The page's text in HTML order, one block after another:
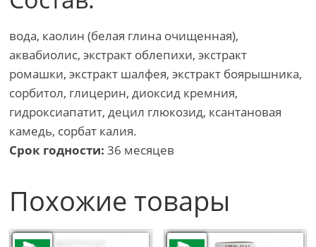
вода, каолин (белая глина очищенная),
аквабиолис, экстракт облепихи, экстракт
ромашки, экстракт шалфея, экстракт боярышника,
сорбитол, глицерин, диоксид кремния,
гидроксиапатит, децил глюкозид, ксантановая
камедь, сорбат калия.
Срок годности: 36 месяцев
Похожие товары